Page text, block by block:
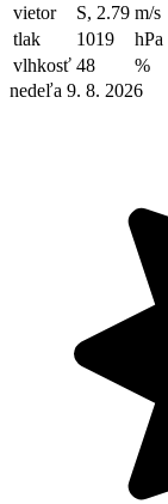
vietor
S, 2.79 m/s
tlak
1019
hPa
vlhkosť 48
%
nedeľa 9. 8. 2026